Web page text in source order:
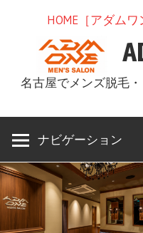
へ
ッ
プ
HOME［アダムワ
名古屋でメンズ脱毛
ナビゲーション